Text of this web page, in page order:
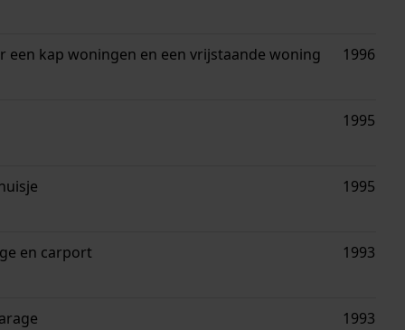
een kap woningen en een vrijstaande woning 1996
1995
1995
en carport 1993
1993